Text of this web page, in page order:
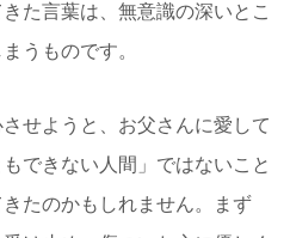
た言葉は、無意識の深いとこ
うものです。
せようと、お父さんに愛して
できない人間」ではないこと
たのかもしれません。まず